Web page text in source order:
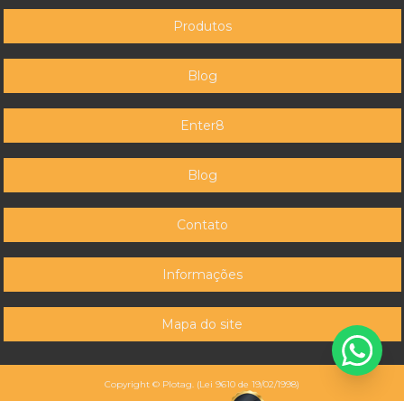
Produtos
Blog
Enter8
Blog
Contato
Informações
Mapa do site
Copyright © Plotag. (Lei 9610 de 19/02/1998)